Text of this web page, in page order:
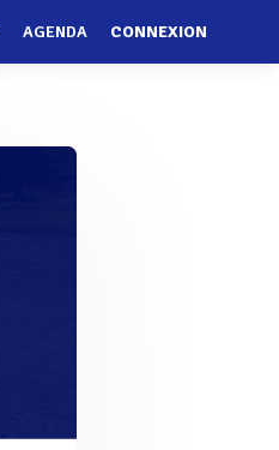
AGENDA CONNEXION